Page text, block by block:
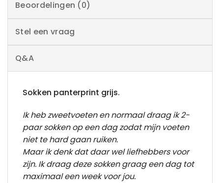
Beoordelingen (0)
Stel een vraag
Q&A
Sokken panterprint grijs.
Ik heb zweetvoeten en normaal draag ik 2-
paar sokken op een dag zodat mijn voeten
niet te hard gaan ruiken.
Maar ik denk dat daar wel liefhebbers voor
zijn. Ik draag deze sokken graag een dag tot
maximaal een week voor jou.